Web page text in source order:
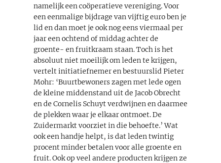
namelijk een coöperatieve vereniging. Voor
een eenmalige bijdrage van vijftig euro ben je
lid en dan moet je ook nog eens viermaal per
jaar een ochtend of middag achter de
groente- en fruitkraam staan. Toch is het
absoluut niet moeilijk om leden te krijgen,
vertelt initiatiefnemer en bestuurslid Pieter
Mohr: ‘Buurtbewoners zagen met lede ogen
de kleine middenstand uit de Jacob Obrecht
en de Cornelis Schuyt verdwijnen en daarmee
de plekken waar je elkaar ontmoet. De
Zuidermarkt voorziet in die behoefte.’ Wat
ook een handje helpt, is dat leden twintig
procent minder betalen voor alle groente en
fruit. Ook op veel andere producten krijgen ze